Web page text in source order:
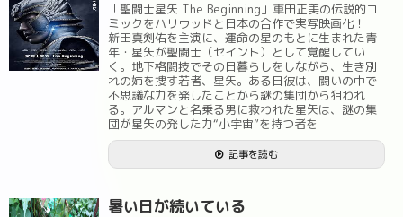
「聖闘士星矢 The Beginning」車田正美の伝説的コ
ミックをハリウッドと日本の合作で実写映画化！
新田真剣佑を主演に、運命の星のもとに生まれた青
年・星矢が聖闘士（セイント）として覚醒してい
く。地下格闘技でその日暮らしをしながら、生き別
れの姉を捜す若者、星矢。ある日彼は、闘いの中で
不思議な力を発したことから謎の集団から狙われ
る。アルマンと名乗る男に救われた星矢は、謎の集
団が星矢の発した力“小宇宙”を持つ者を
記事を読む
暑い日が続いている